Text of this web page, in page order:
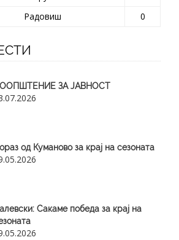
Радовиш 0
ЗА ЈАВНОСТ
од Куманово за крај на сезоната
Сакаме победа за крај на